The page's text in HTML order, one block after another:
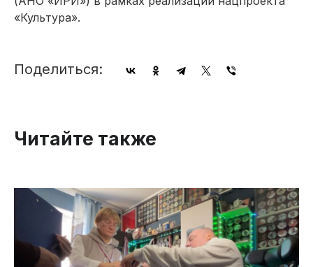
«Культура».
Поделиться:
Читайте также